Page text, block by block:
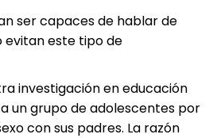
ser capaces de hablar de
evitan este tipo de
investigación en educación
un grupo de adolescentes por
con sus padres. La razón